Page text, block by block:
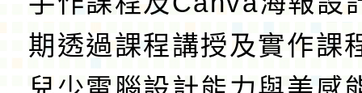
期透過課程講授及實作課